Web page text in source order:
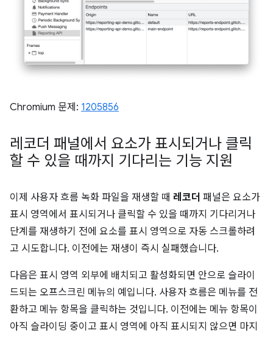
Chromium 문제: 1205856
레코더 패널에서 요소가 표시되거나 클릭
할 수 있을 때까지 기다리는 기능 지원
이제 사용자 흐름 녹화 파일을 재생할 때 레코더 패널은 요소가
표시 영역에서 표시되거나 클릭할 수 있을 때까지 기다리거나
단계를 재생하기 전에 요소를 표시 영역으로 자동 스크롤하려
고 시도합니다. 이전에는 재생이 즉시 실패했습니다.
다음은 표시 영역 외부에 배치되고 활성화되면 안으로 슬라이
드되는 오프스크린 메뉴의 예입니다. 사용자 흐름은 메뉴를 전
환하고 메뉴 항목을 클릭하는 것입니다. 이전에는 메뉴 항목이
아직 슬라이딩 중이고 표시 영역에 아직 표시되지 않으면 마지